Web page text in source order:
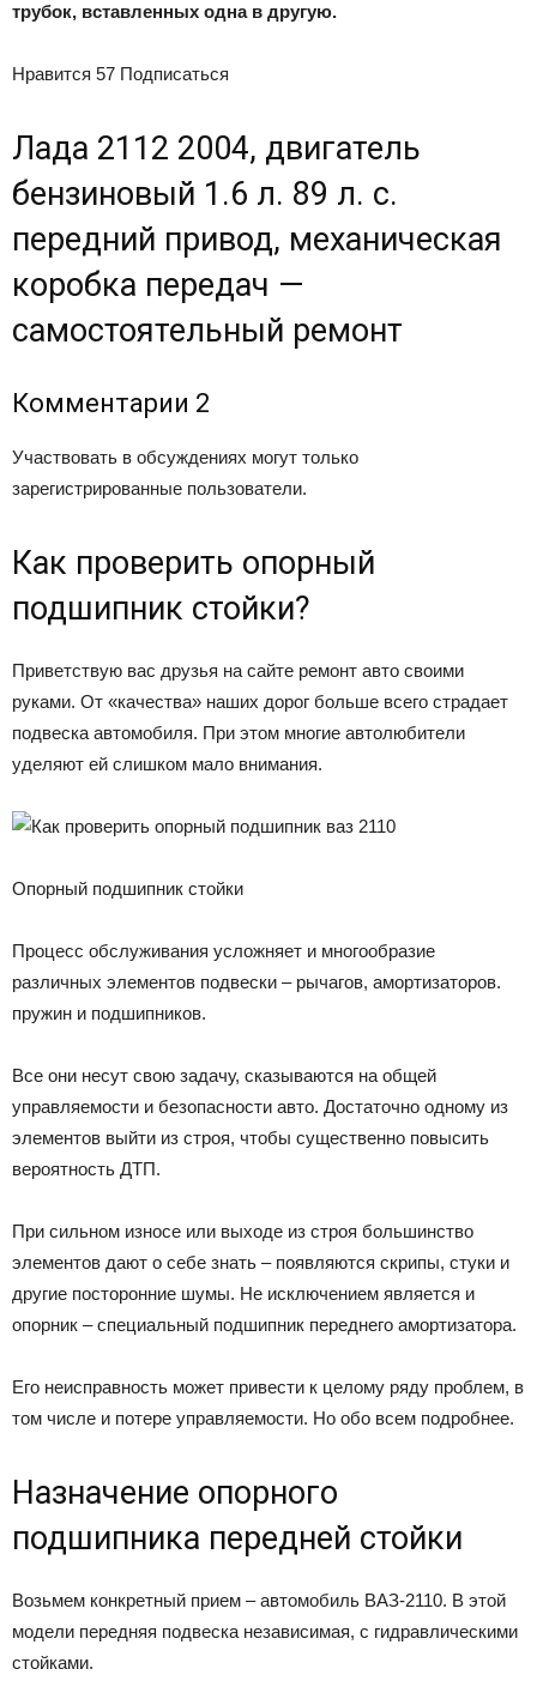
трубок, вставленных одна в другую.
Нравится 57 Подписаться
Лада 2112 2004, двигатель
бензиновый 1.6 л. 89 л. с.
передний привод, механическая
коробка передач —
самостоятельный ремонт
Комментарии 2
Участвовать в обсуждениях могут только
зарегистрированные пользователи.
Как проверить опорный
подшипник стойки?
Приветствую вас друзья на сайте ремонт авто своими
руками. От «качества» наших дорог больше всего страдает
подвеска автомобиля. При этом многие автолюбители
уделяют ей слишком мало внимания.
Опорный подшипник стойки
Процесс обслуживания усложняет и многообразие
различных элементов подвески – рычагов, амортизаторов.
пружин и подшипников.
Все они несут свою задачу, сказываются на общей
управляемости и безопасности авто. Достаточно одному из
элементов выйти из строя, чтобы существенно повысить
вероятность ДТП.
При сильном износе или выходе из строя большинство
элементов дают о себе знать – появляются скрипы, стуки и
другие посторонние шумы. Не исключением является и
опорник – специальный подшипник переднего амортизатора.
Его неисправность может привести к целому ряду проблем, в
том числе и потере управляемости. Но обо всем подробнее.
Назначение опорного
подшипника передней стойки
Возьмем конкретный прием – автомобиль ВАЗ-2110. В этой
модели передняя подвеска независимая, с гидравлическими
стойками.